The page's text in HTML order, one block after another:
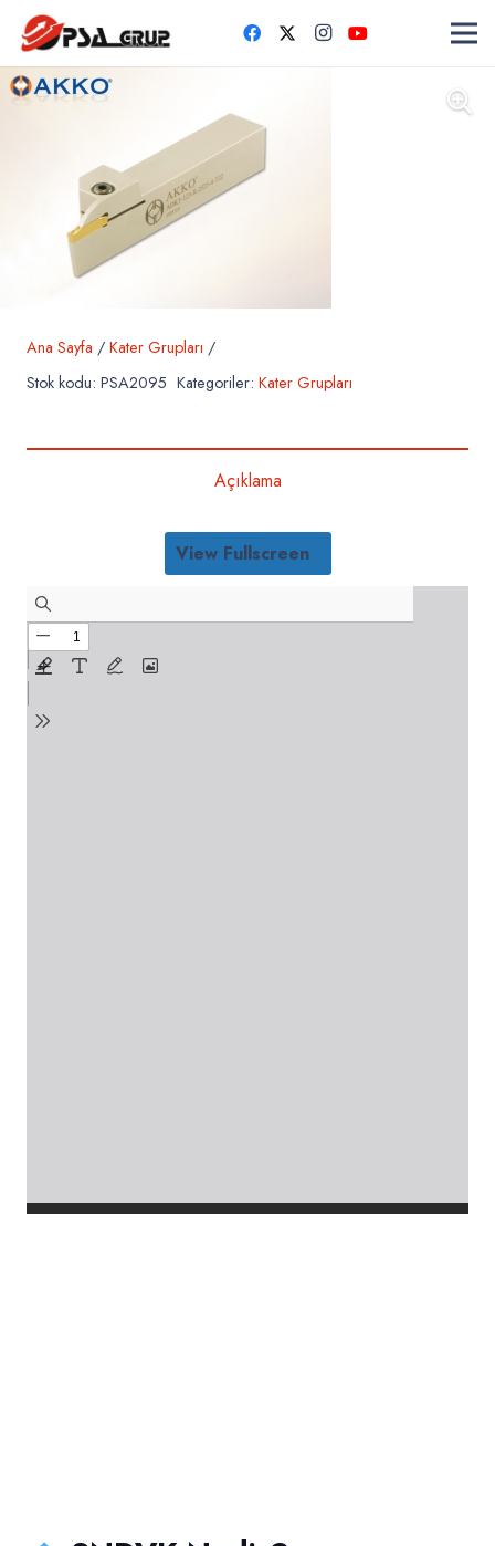
Ana Sayfa / Kater Grupları /
Stok kodu: PSA2095 Kategoriler: Kater Grupları
Açıklama
View Fullscreen